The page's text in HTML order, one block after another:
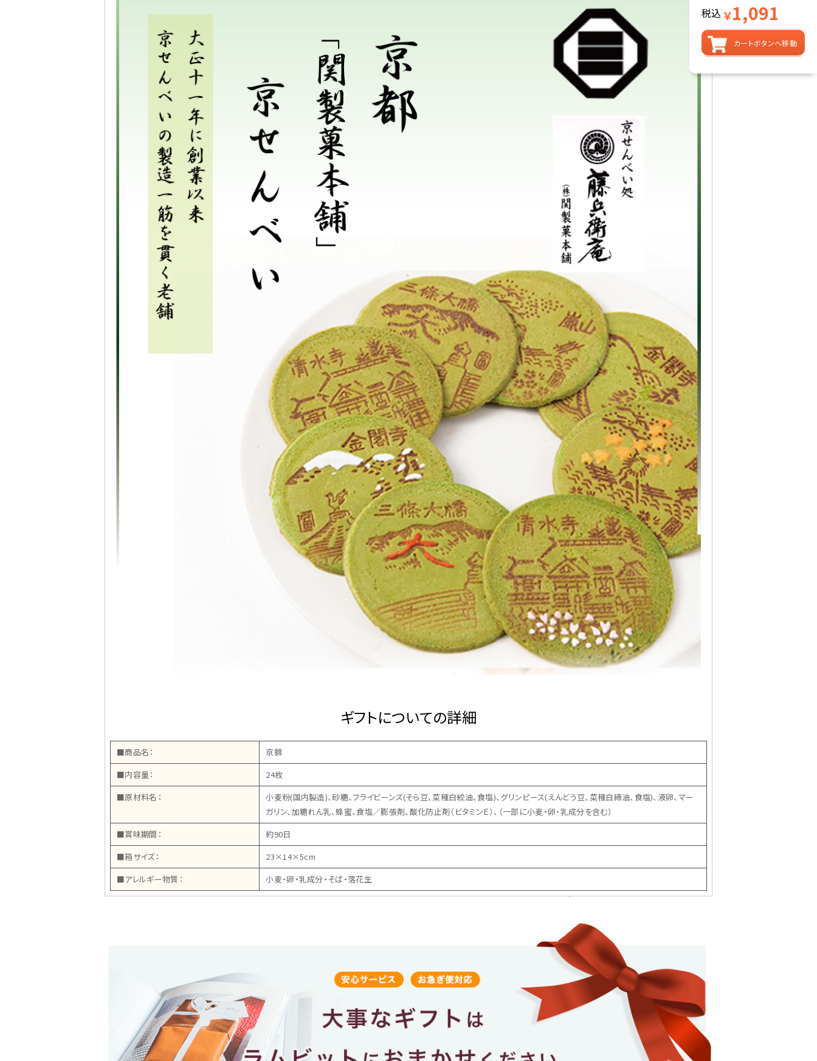
税込 ￥1,091
カートボタンへ移動
ギフトについての詳細
■商品名：
京錦
■内容量：
24枚
■原材料名：
小麦粉(国内製造)、砂糖、フライビーンズ(そら豆、菜種白絞油、食塩)、グリンピース(えんどう豆、菜種白締油、食塩)、液卵、マー
ガリン、加糖れん乳、蜂蜜、食塩／膨張剤、酸化防止剤（ビタミンＥ）、（一部に小麦・卵・乳成分を含む）
■賞味期間：
約90日
■箱サイズ：
23×14×5cm
■アレルギー物質：
小麦・卵・乳成分・そば・落花生